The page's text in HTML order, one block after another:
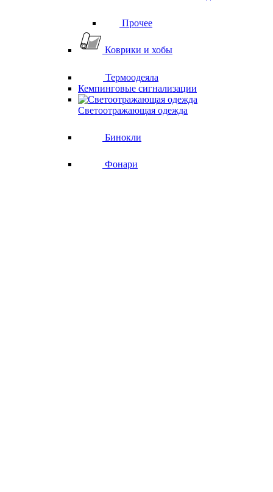
Прочее
Коврики и хобы
Термоодеяла
Кемпинговые сигнализации
Светоотражающая одежда
Бинокли
Фонари